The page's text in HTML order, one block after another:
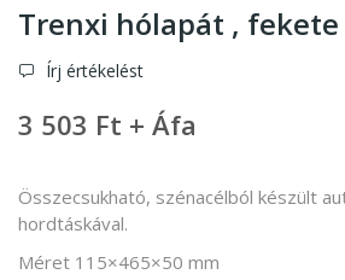
Trenxi hólapát , fekete
Írj értékelést
3 503 Ft + Áfa
Összecsukható, szénacélból készült
hordtáskával.
Méret 115×465×50 mm